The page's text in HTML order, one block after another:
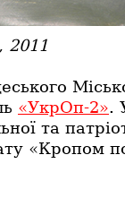
2011
«УкрОп-2».
та
«Кропом